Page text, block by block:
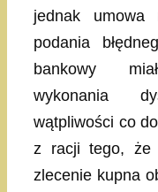
jednak umowa
podania
bankowy
wykonania
wątpliwości co
z racji tego, że
zlecenie kupna